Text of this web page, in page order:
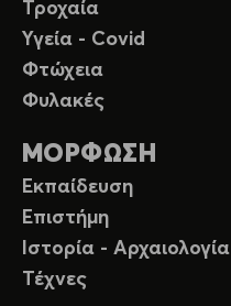
Τροχαία
Υγεία - Covid
Φτώχεια
Φυλακές
ΜΟΡΦΩΣΗ
Εκπαίδευση
Επιστήμη
Ιστορία - Αρχαιολογία
Τέχνες